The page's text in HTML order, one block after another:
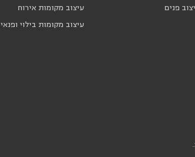
פנים
עיצוב מקומות אירוח
עיצוב מקומות בילוי ופנאי